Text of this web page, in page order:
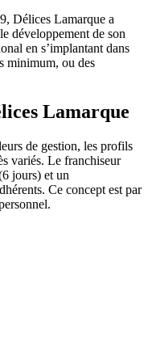
Délices Lamarque a
développement de son
en s’implantant dans
minimum, ou des
Lamarque
de gestion, les profils
variés. Le franchiseur
jours) et un
Ce concept est par